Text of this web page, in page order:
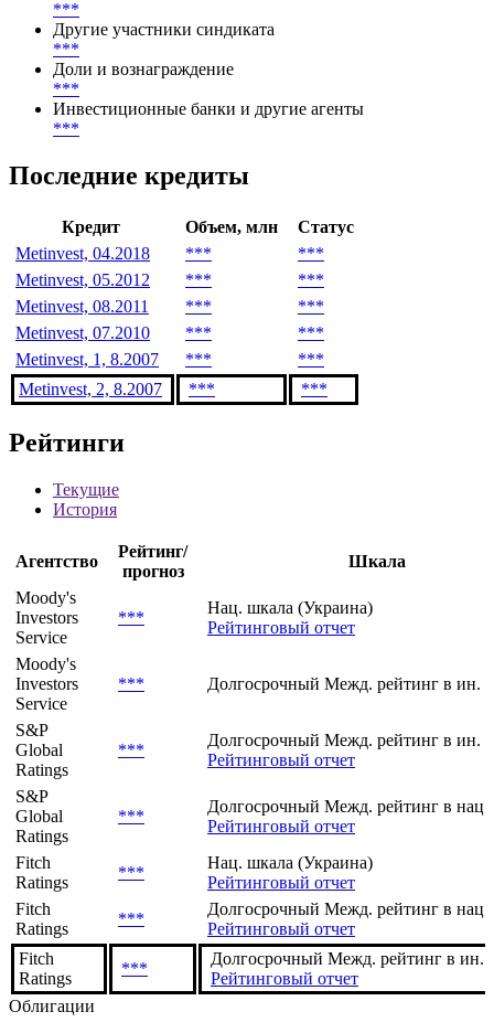
***
Другие участники синдиката
***
Доли и вознаграждение
***
Инвестиционные банки и другие агенты
***
Последние кредиты
Кредит Объем, млн
Статус
Metinvest, 04.2018
***
***
Metinvest, 05.2012
***
***
Metinvest, 08.2011
***
***
Metinvest, 07.2010
***
***
Metinvest, 1, 8.2007
***
***
Metinvest, 2, 8.2007
*** ***
Рейтинги
Текущие
История
Агентство
Рейтинг/
прогноз
Шкала
Moody's
Investors
Service
***
Нац. шкала (Украина)
Рейтинговый отчет
Moody's
Investors
Service
*** Долгосрочный Межд. рейтинг в ин.
S&P
Global
Ratings
***
Долгосрочный Межд. рейтинг в ин.
Рейтинговый отчет
S&P
Global
Ratings
***
Долгосрочный Межд. рейтинг в нац.
Рейтинговый отчет
Fitch
Ratings
***
Нац. шкала (Украина)
Рейтинговый отчет
Fitch
Ratings
***
Долгосрочный Межд. рейтинг в нац.
Рейтинговый отчет
Fitch
Ratings
***
Долгосрочный Межд. рейтинг в ин.
Рейтинговый отчет
Облигации